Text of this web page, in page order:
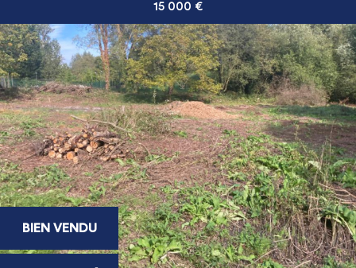
BIEN VENDU
15 000 €